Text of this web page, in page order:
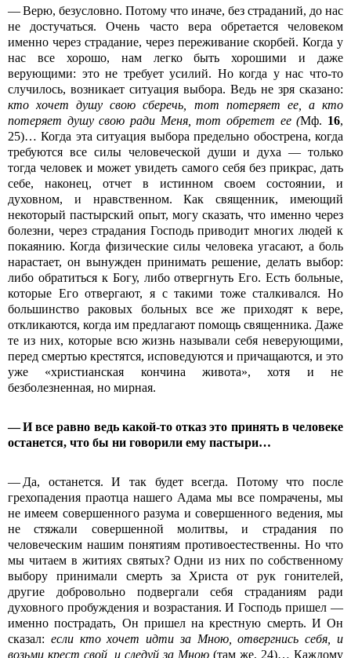
— Верю, безусловно. Потому что иначе, без страданий, до нас
не достучаться. Очень часто вера обретается человеком
именно через страдание, через переживание скорбей. Когда у
нас все хорошо, нам легко быть хорошими и даже
верующими: это не требует усилий. Но когда у нас что-то
случилось, возникает ситуация выбора. Ведь не зря сказано:
кто хочет душу свою сберечь, тот потеряет ее, а кто
потеряет душу свою ради Меня, тот обретет ее (Мф. 16,
25)… Когда эта ситуация выбора предельно обострена, когда
требуются все силы человеческой души и духа — только
тогда человек и может увидеть самого себя без прикрас, дать
себе, наконец, отчет в истинном своем состоянии, и
духовном, и нравственном. Как священник, имеющий
некоторый пастырский опыт, могу сказать, что именно через
болезни, через страдания Господь приводит многих людей к
покаянию. Когда физические силы человека угасают, а боль
нарастает, он вынужден принимать решение, делать выбор:
либо обратиться к Богу, либо отвергнуть Его. Есть больные,
которые Его отвергают, я с такими тоже сталкивался. Но
большинство раковых больных все же приходят к вере,
откликаются, когда им предлагают помощь священника. Даже
те из них, которые всю жизнь называли себя неверующими,
перед смертью крестятся, исповедуются и причащаются, и это
уже «христианская кончина живота», хотя и не
безболезненная, но мирная.
— И все равно ведь какой-то отказ это принять в человеке
останется, что бы ни говорили ему пастыри…
— Да, останется. И так будет всегда. Потому что после
грехопадения праотца нашего Адама мы все помрачены, мы
не имеем совершенного разума и совершенного ведения, мы
не стяжали совершенной молитвы, и страдания по
человеческим нашим понятиям противоестественны. Но что
мы читаем в житиях святых? Одни из них по собственному
выбору принимали смерть за Христа от рук гонителей,
другие добровольно подвергали себя страданиям ради
духовного пробуждения и возрастания. И Господь пришел —
именно пострадать, Он пришел на крестную смерть. И Он
сказал: если кто хочет идти за Мною, отвергнись себя, и
возьми крест свой, и следуй за Мною (там же, 24)… Каждому